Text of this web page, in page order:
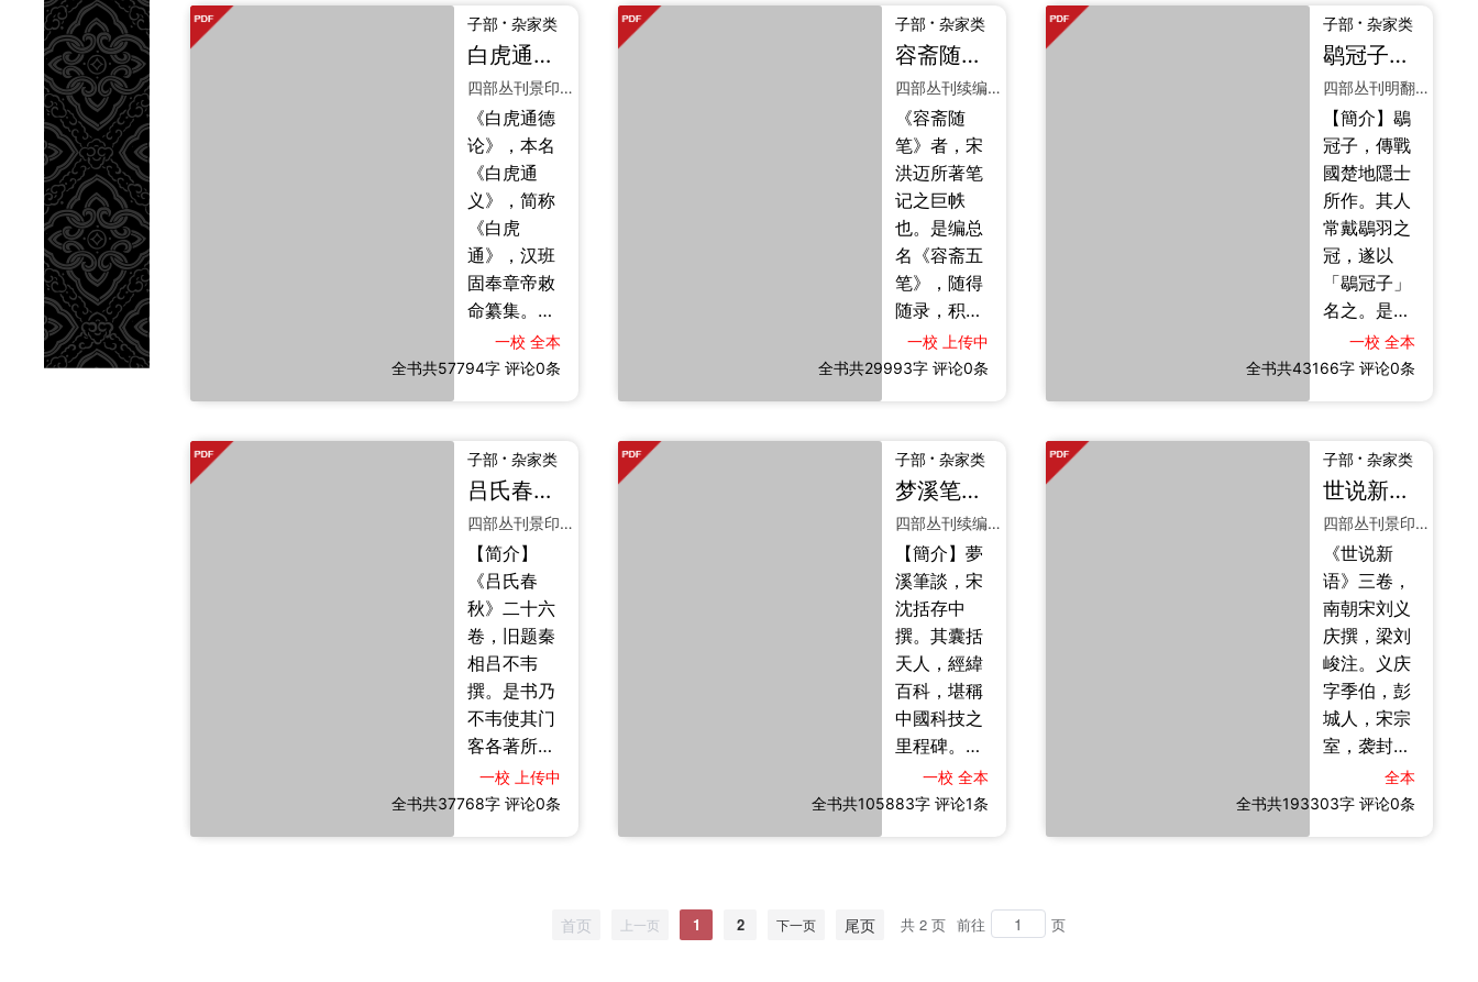
取义于宋儒
汪信民“咬得
菜根，则百
事可做”之
语。洪应明
自序云：“适
有以菜根为
谭者，予惟
菜之为物，
日用所不可
少，以其根
多味，嚼之
本，廣爲流
傳，歷千年
而不佚。
【撰述】顏
之推「生於
亂世，長於
戎馬，流離
播越，聞見
已多」，入
隋，本「務
先王之道，
紹家世之
業」之宗，
著
字，白口，
四周单边。
其文奇变诡
伟，四库馆
臣谓“要非后
世所能为
也”，洵战国
奇书也。
【编撰】
《鬼谷子》
之称，以作
者隐于鬼谷
得名。
举要，比前
代庾仲容
《子钞》更
臻严核。四
库馆臣称
其“取之严，
录之精”。今
观所采诸
子，多不传
者，多赖此
书仅存梗
概。戴叔伦
序谓其“上以
防守教之
下以佐属文
之绪”，洵为
要典也。
【编撰】
《意林》之
称，其义
取“意必有
归”。马总自
序谓其“探其
旨趣，意必
有归”，故截
取“意林”二
字以
几，乃论典
礼，正流
俗，辨物类
名号，释时
俗嫌疑。其
体因事立
论，文词清
辩，先陈其
事，后加“谨
按”以辨得
失。考论典
礼，上承
《白虎
通》；纠正
存汉世风教
之实，记闾
阎异闻之
多，千载而
下，犹足以
资博洽、观
风俗焉。
【编撰】
《风俗通
义》之称，
其义取于自
序所言：“通
于流俗之过
谬，而事
书上承两汉
察举遗意，
下启九品中
正之制，融
儒、道、
名、法诸家
而自铸伟
辞。《隋
书》《唐
书》并著录
于名家，宋
阮逸刻以行
世，明以来
传本益广。
才”，汤用彤
谓“甚具历史
上之价值”，
洵千古之鸿
裁也。【编
撰】《人物
志》之称，
义取其辨章
人物也。其
自序云：“夫
圣贤之所
美，莫美乎
子部 · 杂家类
白虎通德论
四部丛刊景印元大德九年重刊宋监本
《白虎通德
论》，本名
《白虎通
义》，简称
《白虎
通》，汉班
固奉章帝敕
命纂集。时
在建初四
年，帝仿宣
会京师白虎
观，讲议五
经同异，亲
称制临决，
命史臣撰集
其事。全书
凡十卷，四
十四篇，以
阴阳五行为
纲，统摄爵
号、礼乐、
灾祥、性
情、三纲六
纪之属，举
一校 全本
全书共57794字 评论0条
子部 · 杂家类
容斋随笔
四部丛刊续编景印宋刻本并配明弘治活字印本
《容斋随
笔》者，宋
洪迈所著笔
记之巨帙
也。是编总
名《容斋五
笔》，随得
随录，积四
十年而成。
凡五集七十
则。网罗古
今，包举经
史百家、诗
词文翰、朝
章典故、医
卜星算，无
不涉猎。其
书考证精
确，议论高
简，《四库
全书总目》
推为南宋说
部之冠，与
沈括《梦溪
宋代三大笔
一校
上传中
全书共29993字 评论0条
子部 · 杂家类
鹖冠子三卷
四部丛刊明翻宋本
【簡介】鶡
冠子，傳戰
國楚地隱士
所作。其人
常戴鶡羽之
冠，遂以
「鶡冠子」
名之。是書
三卷，凡十
九篇，雖歷
損，然其要
義皆本于黃
老道家之
學，兼采
儒、法、陰
陽諸家之
長，蔚爲大
觀。首論宇
宙生成，以
「元氣」爲
天地萬物之
本原，又言
「無爲而
治」，主張
一校 全本
全书共43166字评论0条
子部 · 杂家类
吕氏春秋
四部丛刊景印明宋邦乂等刻本
【简介】
《吕氏春
秋》二十六
卷，旧题秦
相吕不韦
撰。是书乃
不韦使其门
客各著所
闻，集论而
成，凡十二
一校
上传中
全书共37768字 评论0条
子部 · 杂家类
梦溪笔谈
四部丛刊续编景印明刻本
【簡介】夢
溪筆談，宋
沈括存中
撰。其囊括
天人，經緯
百科，堪稱
中國科技之
里程碑。括
博通古今，
尤精曆算星
詳錄活字印
一校 全本
全书共105883字 评论1条
子部 · 杂家类
世说新语
四部丛刊景印明袁氏嘉趣堂刻本
《世说新
语》三卷，
南朝宋刘义
庆撰，梁刘
峻注。义庆
字季伯，彭
城人，宋宗
室，袭封临
川王，爱好
文义，招聚
全本
全书共193303字评论0条
首页 上一页 1 2 下一页 尾页 共 2 页 前往 页